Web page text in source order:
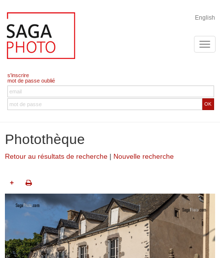
English
s'inscrire
mot de passe oublié
OK
Photothèque
Retour au résultats de recherche | Nouvelle recherche
+